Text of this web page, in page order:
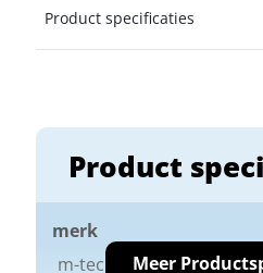
Product
merk
m-tec
Meer
Product specificaties